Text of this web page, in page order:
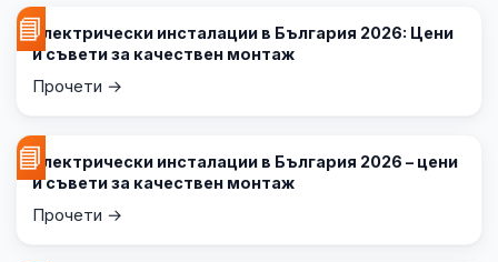
📘Електрически инсталации в България 2026: Цени
и съвети за качествен монтаж
Прочети →
📘Електрически инсталации в България 2026 – цени
и съвети за качествен монтаж
Прочети →